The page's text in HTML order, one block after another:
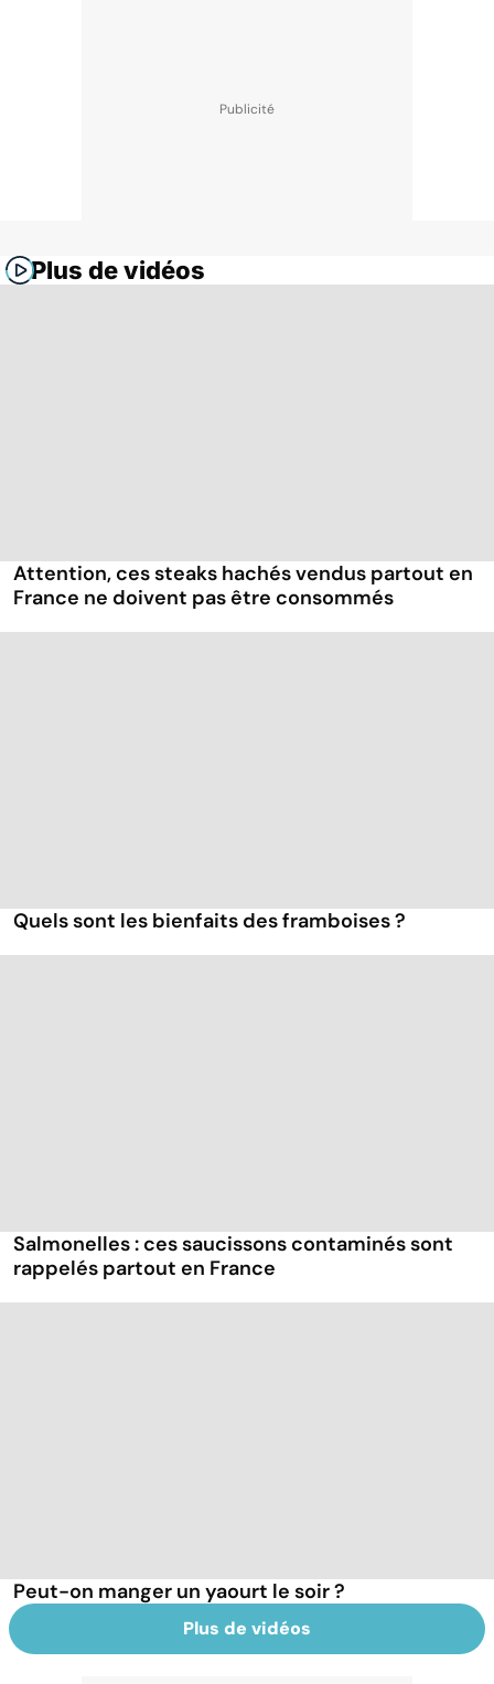
Plus de vidéos
Attention, ces steaks hachés vendus partout en
France ne doivent pas être consommés
Quels sont les bienfaits des framboises ?
Salmonelles : ces saucissons contaminés sont
rappelés partout en France
Peut-on manger un yaourt le soir ?
Plus de vidéos